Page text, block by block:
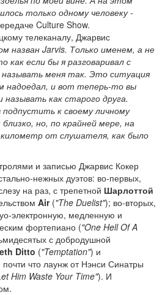
только одному человеку -
Culture Show.
телеканалу, Джарвис
назван Jarvis. Только именем, а не
если бы я разговаривал с
называть меня так. Это ситуация
надоедал, и вот теперь-то вы
как старого друга.
к своему личному
но, по крайней мере, на
от слушателя, как было
и записью Джарвис Кокер
нежных дуэтов: во-первых,
на раз, с трепетной Шарлоттой
Air("The Duelist"); во-вторых,
электронную, медленную и
фортепиано ("One Hell Of A
с добродушной
Ditto ("Temptation") и
что лаунж от Нэнси Синатры
Him Waste Your Time"). И